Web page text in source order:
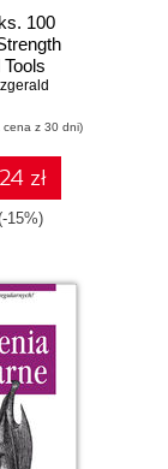
100
cena z 30 dni)
zł
15%)